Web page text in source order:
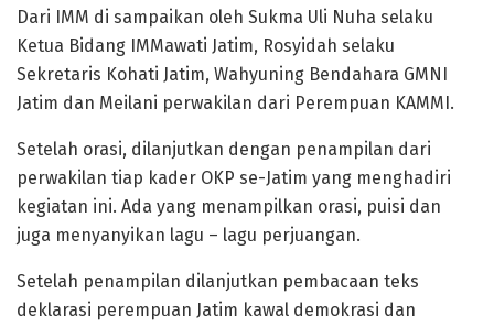
Dari IMM di sampaikan oleh Sukma Uli Nuha selaku
Ketua Bidang IMMawati Jatim, Rosyidah selaku
Sekretaris Kohati Jatim, Wahyuning Bendahara GMNI
Jatim dan Meilani perwakilan dari Perempuan KAMMI.
Setelah orasi, dilanjutkan dengan penampilan dari
perwakilan tiap kader OKP se-Jatim yang menghadiri
kegiatan ini. Ada yang menampilkan orasi, puisi dan
juga menyanyikan lagu – lagu perjuangan.
Setelah penampilan dilanjutkan pembacaan teks
deklarasi perempuan Jatim kawal demokrasi dan